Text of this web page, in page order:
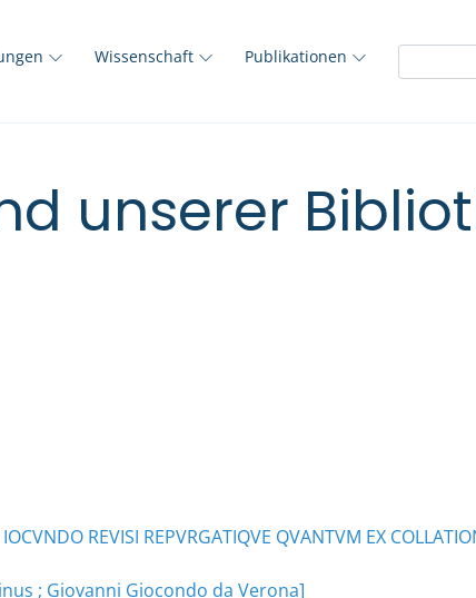
Wissenschaft Publikationen
unserer
REVISI REPVRGATIQVE QVANTVM EX
; Giovanni Giocondo da Verona]